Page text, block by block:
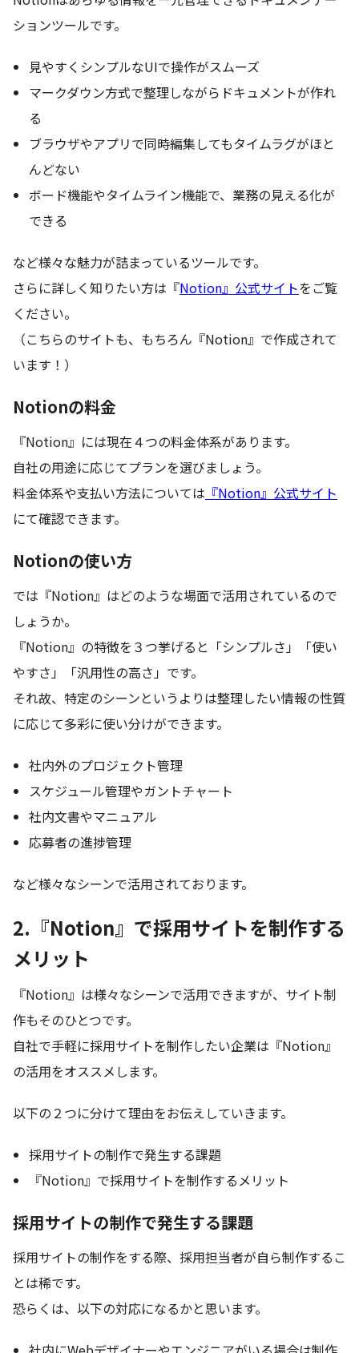
ションツールです。
見やすくシンプルなUIで操作がスムーズ
マークダウン方式で整理しながらドキュメントが作れ
る
ブラウザやアプリで同時編集してもタイムラグがほと
んどない
ボード機能やタイムライン機能で、業務の見える化が
できる
など様々な魅力が詰まっているツールです。
さらに詳しく知りたい方は『Notion』公式サイトをご覧
ください。
（こちらのサイトも、もちろん『Notion』で作成されて
います！）
Notionの料金
『Notion』には現在４つの料金体系があります。
自社の用途に応じてプランを選びましょう。
料金体系や支払い方法については 『Notion』公式サイト
にて確認できます。
Notionの使い方
では『Notion』はどのような場面で活用されているので
しょうか。
『Notion』の特徴を３つ挙げると「シンプルさ」「使い
やすさ」「汎用性の高さ」です。
それ故、特定のシーンというよりは整理したい情報の性質
に応じて多彩に使い分けができます。
社内外のプロジェクト管理
スケジュール管理やガントチャート
社内文書やマニュアル
応募者の進捗管理
など様々なシーンで活用されております。
2.『Notion』で採用サイトを制作する
メリット
『Notion』は様々なシーンで活用できますが、サイト制
作もそのひとつです。
自社で手軽に採用サイトを制作したい企業は『Notion』
の活用をオススメします。
以下の２つに分けて理由をお伝えしていきます。
採用サイトの制作で発生する課題
『Notion』で採用サイトを制作するメリット
採用サイトの制作で発生する課題
採用サイトの制作をする際、採用担当者が自ら制作するこ
とは稀です。
恐らくは、以下の対応になるかと思います。